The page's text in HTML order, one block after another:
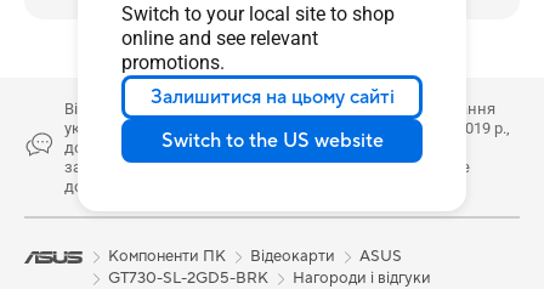
Switch to your local site to shop
online and see relevant
promotions.
Залишитися на цьому сайті
Switch to the US website
Відповідно до Закону «Про забезпечення функціонування
української мови як державної» № 2704-VIII від 25.04.2019 р.,
доводимо до Вашого відома, що версія програмного
забезпечення з інтерфейсом українською мовою буде
доступна у вигляді оновлення.
Компоненти ПК Відеокарти
ASUS
GT730-SL-2GD5-BRK
Нагороди і відгуки